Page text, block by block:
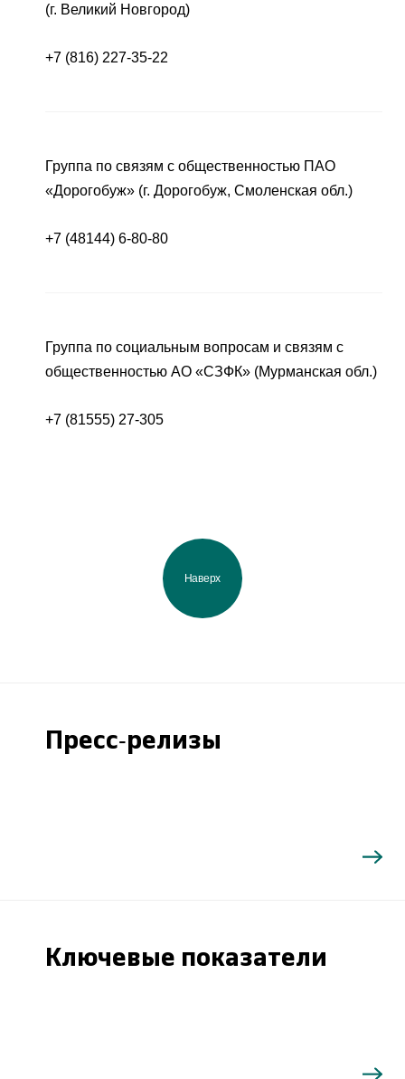
(г. Великий Новгород)
+7 (816) 227-35-22
Группа по связям с общественностью ПАО
«Дорогобуж» (г. Дорогобуж, Смоленская обл.)
+7 (48144) 6-80-80
Группа по социальным вопросам и связям с
общественностью АО «СЗФК» (Мурманская обл.)
+7 (81555) 27-305
Наверх
Пресс-релизы
Ключевые показатели